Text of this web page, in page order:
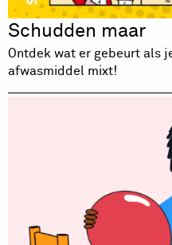
Schudden maar
Ontdek wat er gebeurt als
afwasmiddel mixt!